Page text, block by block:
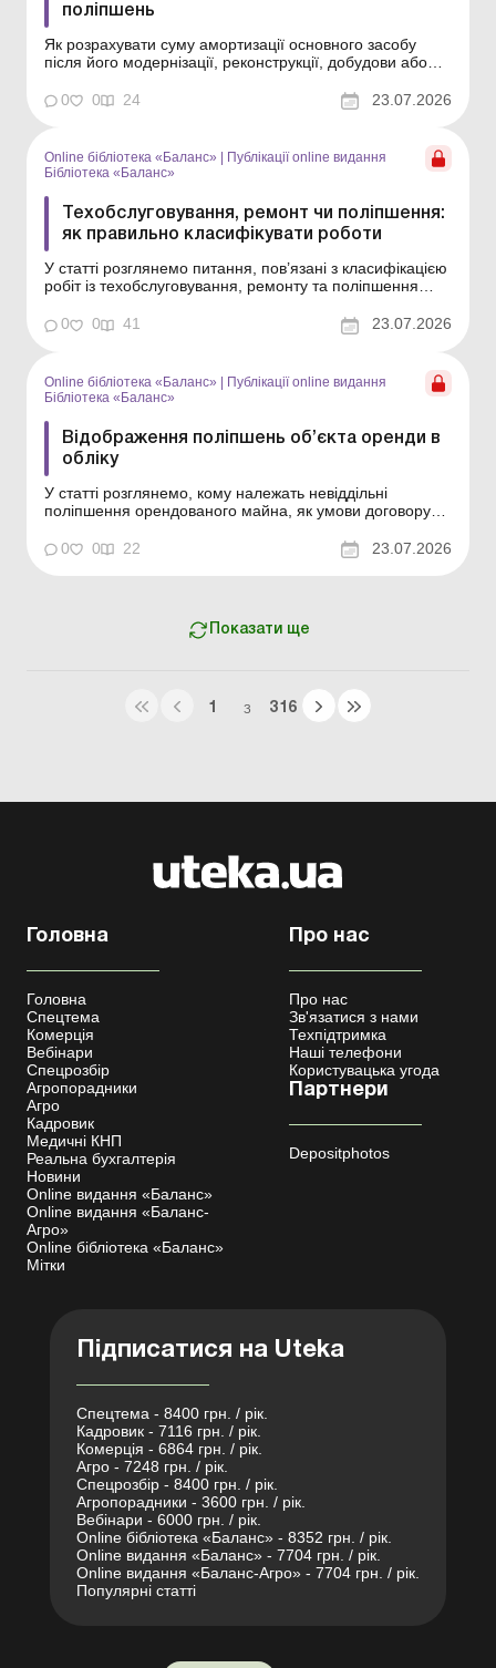
поліпшень
Як розрахувати суму амортизації основного засобу
після його модернізації, реконструкції, добудови або
Бібліотека Баланс № 14 «Основні засоби: ремонти,
модернізація, реконструкція та відновлення» Після
0 0 24 23.07.2026
Online бібліотека «Баланс»
Публікації online видання
Бібліотека «Баланс»
Техобслуговування, ремонт чи поліпшення:
як правильно класифікувати роботи
У статті розглянемо питання, пов’язані з класифікацією
робіт із техобслуговування, ремонту та поліпшення
(витрат), зокрема обліку капітальних ремонтів.
Бібліотека Баланс № 14 «Основні засоби: ремонти,
0 0 41 23.07.2026
Online бібліотека «Баланс» | Публікації online видання
Бібліотека «Баланс»
Відображення поліпшень об’єкта оренди в
обліку
У статті розглянемо, кому належать невіддільні
поліпшення орендованого майна, як умови договору
також які наслідки із податку на прибуток і ПДВ
виникають у разі компенсації або безоплатної передачі
0 0 22 23.07.2026
Показати ще
1 З 316
Головна
Головна
Спецтема
Комерція
Вебінари
Спецрозбір
Агропорадники
Агро
Кадровик
Медичні КНП
Реальна бухгалтерія
Новини
Online видання «Баланс»
Online видання «Баланс-
Агро»
Online бібліотека «Баланс»
Мітки
Про нас
Про нас
Зв'язатися з нами
Техпідтримка
Наші телефони
Користувацька угода
Партнери
Depositphotos
Підписатися на Uteka
Спецтема - 8400 грн. / рік.
Кадровик - 7116 грн. / рік.
Комерція - 6864 грн. / рік.
Агро - 7248 грн. / рік.
Спецрозбір - 8400 грн. / рік.
Агропорадники - 3600 грн. / рік.
Вебінари - 6000 грн. / рік.
Online бібліотека «Баланс» - 8352 грн. / рік.
Online видання «Баланс» - 7704 грн. / рік.
Online видання «Баланс-Агро» - 7704 грн. / рік.
Популярні статті